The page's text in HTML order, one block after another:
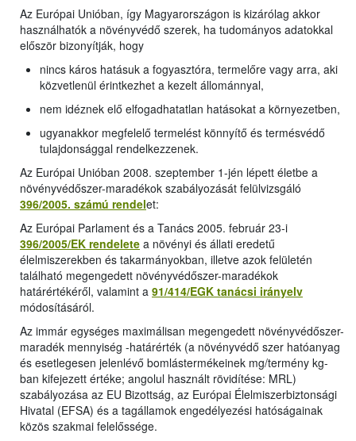
Az Európai Unióban, így Magyarországon is kizárólag akkor
használhatók a növényvédő szerek, ha tudományos adatokkal
először bizonyítják, hogy
nincs káros hatásuk a fogyasztóra, termelőre vagy arra, aki
közvetlenül érintkezhet a kezelt állománnyal,
nem idéznek elő elfogadhatatlan hatásokat a környezetben,
ugyanakkor megfelelő termelést könnyítő és termésvédő
tulajdonsággal rendelkezzenek.
Az Európai Unióban 2008. szeptember 1-jén lépett életbe a
növényvédőszer-maradékok szabályozását felülvizsgáló
396/2005. számú rendelet:
Az Európai Parlament és a Tanács 2005. február 23-i
396/2005/EK rendelete a növényi és állati eredetű
élelmiszerekben és takarmányokban, illetve azok felületén
található megengedett növényvédőszer-maradékok
határértékéről, valamint a 91/414/EGK tanácsi irányelv
módosításáról.
Az immár egységes maximálisan megengedett növényvédőszer-
maradék mennyiség -határérték (a növényvédő szer hatóanyag
és esetlegesen jelenlévő bomlástermékeinek mg/termény kg-
ban kifejezett értéke; angolul használt rövidítése: MRL)
szabályozása az EU Bizottság, az Európai Élelmiszerbiztonsági
Hivatal (EFSA) és a tagállamok engedélyezési hatóságainak
közös szakmai felelőssége.